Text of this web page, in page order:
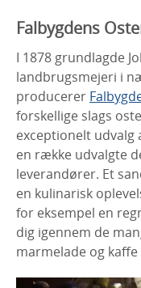
Falbygdens
I 1878 grundlagde
landbrugsmejeri i
producerer
forskellige slags
exceptionelt udvalg
en række udvalgte
leverandører. Et
en kulinarisk
for eksempel en
dig igennem de
marmelade og